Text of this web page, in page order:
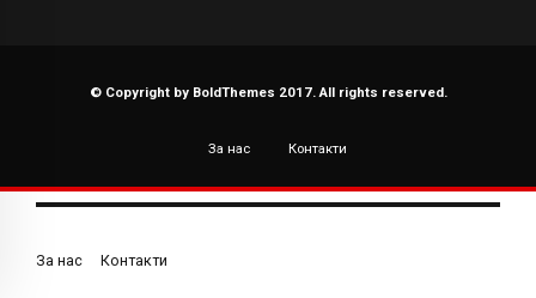
© Copyright by BoldThemes 2017. All rights reserved.
За нас Контакти
За нас Контакти